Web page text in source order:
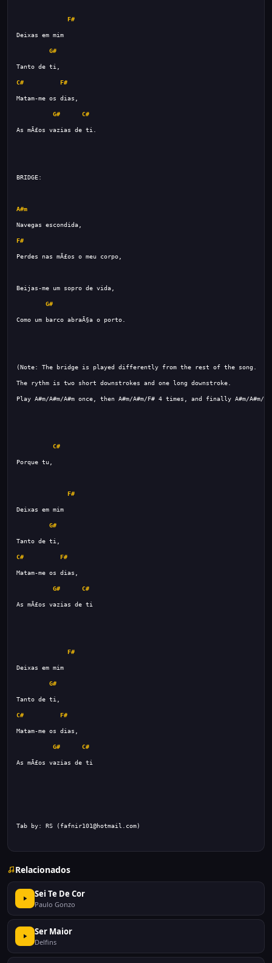
F#
G#
C# F#
G# C#
A#m
F#
G#
C#
F#
G#
C# F#
G# C#
F#
G#
C# F#
G# C#
Relacionados
Sei Te De Cor
Paulo Gonzo
Ser Maior
Delfins